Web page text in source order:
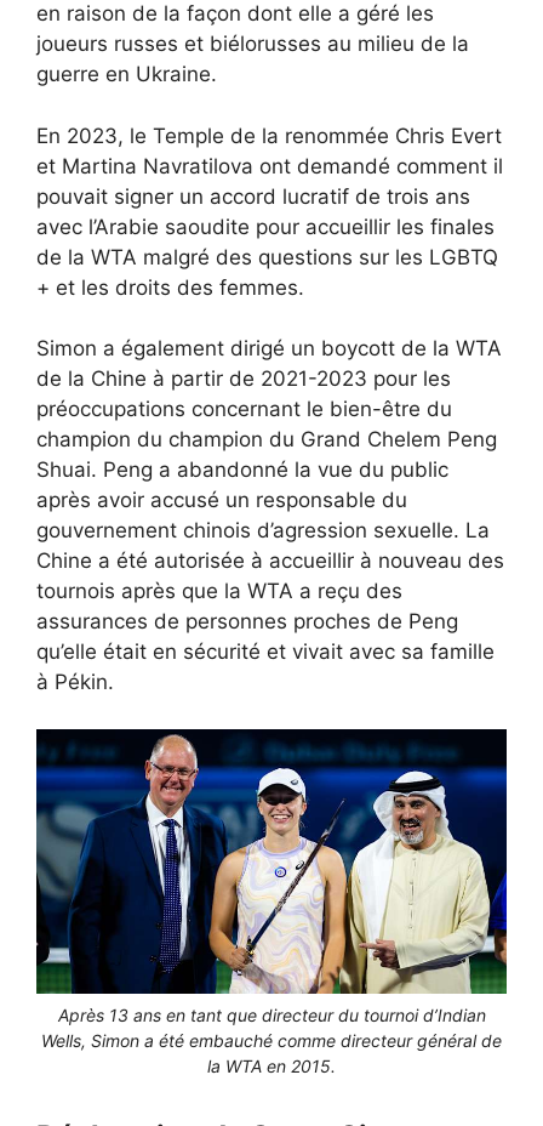
en raison de la façon dont elle a géré les
joueurs russes et biélorusses au milieu de la
guerre en Ukraine.
En 2023, le Temple de la renommée Chris Evert
et Martina Navratilova ont demandé comment il
pouvait signer un accord lucratif de trois ans
avec l’Arabie saoudite pour accueillir les finales
de la WTA malgré des questions sur les LGBTQ
+ et les droits des femmes.
Simon a également dirigé un boycott de la WTA
de la Chine à partir de 2021-2023 pour les
préoccupations concernant le bien-être du
champion du champion du Grand Chelem Peng
Shuai. Peng a abandonné la vue du public
après avoir accusé un responsable du
gouvernement chinois d’agression sexuelle. La
Chine a été autorisée à accueillir à nouveau des
tournois après que la WTA a reçu des
assurances de personnes proches de Peng
qu’elle était en sécurité et vivait avec sa famille
à Pékin.
Après 13 ans en tant que directeur du tournoi d’Indian
Wells, Simon a été embauché comme directeur général de
la WTA en 2015.